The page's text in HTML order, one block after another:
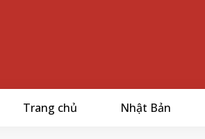
Trang chủ Nhật Bản